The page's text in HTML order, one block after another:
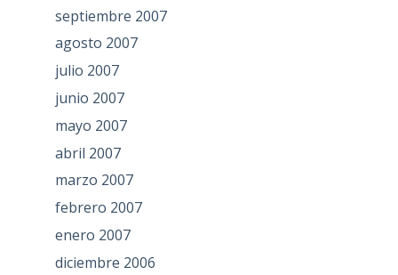
septiembre 2007
agosto 2007
julio 2007
junio 2007
mayo 2007
abril 2007
marzo 2007
febrero 2007
enero 2007
diciembre 2006